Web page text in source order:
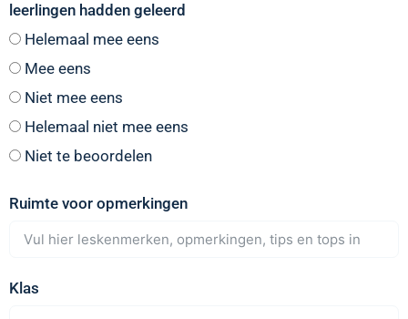
leerlingen hadden geleerd
Helemaal mee eens
Mee eens
Niet mee eens
Helemaal niet mee eens
Niet te beoordelen
Ruimte voor opmerkingen
Klas